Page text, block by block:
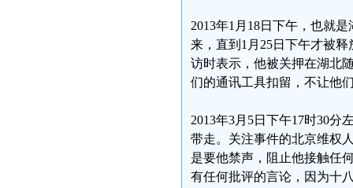
2013年1月18日下午，也就
来，直到1月25日下午才被
访时表示，他被关押在湖北
们的通讯工具扣留，不让他
2013年3月5日下午17时30
带走。关注事件的北京维权
是要他禁声，阻止他接触任
有任何批评的言论，因为十